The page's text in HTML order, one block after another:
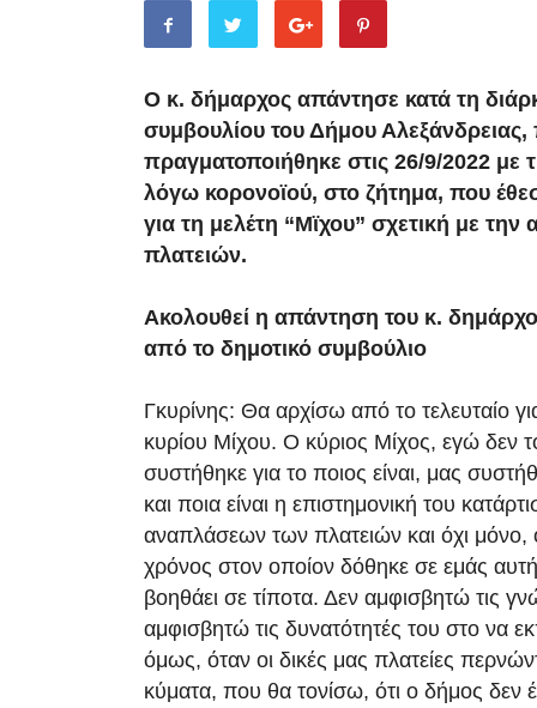
Ο κ. δήμαρχος απάντησε κατά τη
συμβουλίου του Δήμου Αλεξάνδρειας,
πραγματοποιήθηκε στις 26/9/2022 με
λόγω κορονοϊού, στο ζήτημα, που
για τη μελέτη “Μϊχου” σχετική με
πλατειών.
Ακολουθεί η απάντηση του κ.
από το δημοτικό συμβούλιο
Γκυρίνης: Θα αρχίσω από το τελευταίο
κυρίου Μίχου. Ο κύριος Μίχος, εγώ δεν
συστήθηκε για το ποιος είναι, μας
και ποια είναι η επιστημονική του
αναπλάσεων των πλατειών και όχι
χρόνος στον οποίον δόθηκε σε εμάς
βοηθάει σε τίποτα. Δεν αμφισβητώ τις
αμφισβητώ τις δυνατότητές του στο να
όμως, όταν οι δικές μας πλατείες
κύματα, που θα τονίσω, ότι ο δήμος δεν